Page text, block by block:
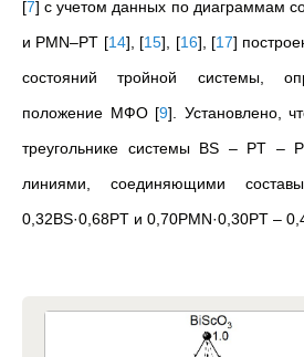
[7] с учетом данных по диаграммам
и PMN–PT [14] [15] [16] [17]
состояний тройной системы,
положение МФО [9] . Установлено,
треугольнике системы BS – PT –
линиями, соединяющими
0,32BS·0,68PT и 0,70PMN·0,30PT –